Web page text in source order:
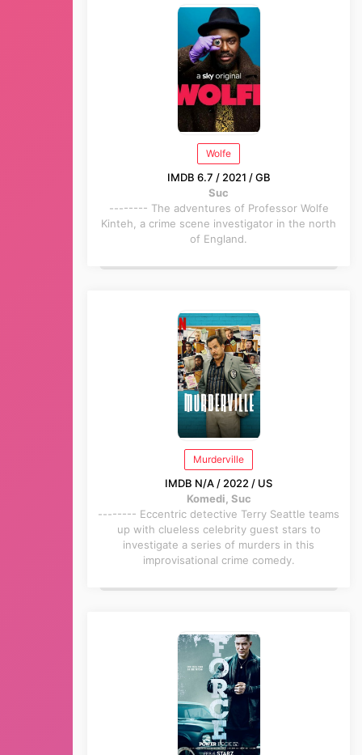
Wolfe
IMDB 6.7 / 2021 / GB
Suc
-------- The adventures of Professor Wolfe
Kinteh, a crime scene investigator in the north
of England.
Murderville
IMDB N/A / 2022 / US
Komedi, Suc
-------- Eccentric detective Terry Seattle teams
up with clueless celebrity guest stars to
investigate a series of murders in this
improvisational crime comedy.